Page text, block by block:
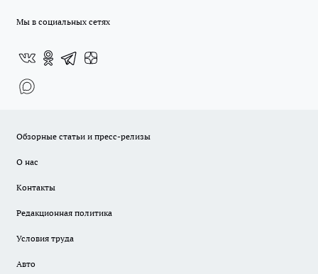
Мы в социальных сетях
Обзорные статьи и пресс-релизы
О нас
Контакты
Редакционная политика
Условия труда
Авто